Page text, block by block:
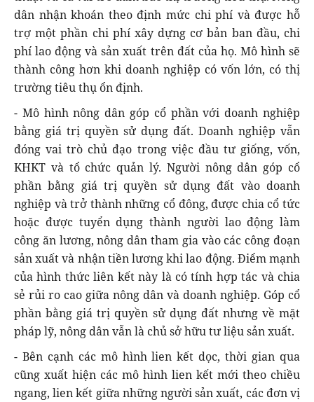
dân nhận khoán theo định mức chi phí và được hỗ
trợ một phần chi phí xây dựng cơ bản ban đầu, chi
phí lao động và sản xuất trên đất của họ. Mô hình sẽ
thành công hơn khi doanh nghiệp có vốn lớn, có thị
trường tiêu thụ ổn định.
- Mô hình nông dân góp cổ phần với doanh nghiệp
bằng giá trị quyền sử dụng đất. Doanh nghiệp vẫn
đóng vai trò chủ đạo trong việc đầu tư giống, vốn,
KHKT và tổ chức quản lý. Người nông dân góp cổ
phần bằng giá trị quyền sử dụng đất vào doanh
nghiệp và trở thành những cổ đông, được chia cổ tức
hoặc được tuyển dụng thành người lao động làm
công ăn lương, nông dân tham gia vào các công đoạn
sản xuất và nhận tiền lương khi lao động. Điểm mạnh
của hình thức liên kết này là có tính hợp tác và chia
sẻ rủi ro cao giữa nông dân và doanh nghiệp. Góp cổ
phần bằng giá trị quyền sử dụng đất nhưng về mặt
pháp lỹ, nông dân vẫn là chủ sở hữu tư liệu sản xuất.
- Bên cạnh các mô hình lien kết dọc, thời gian qua
cũng xuất hiện các mô hình lien kết mới theo chiều
ngang, lien kết giữa những người sản xuất, các đơn vị